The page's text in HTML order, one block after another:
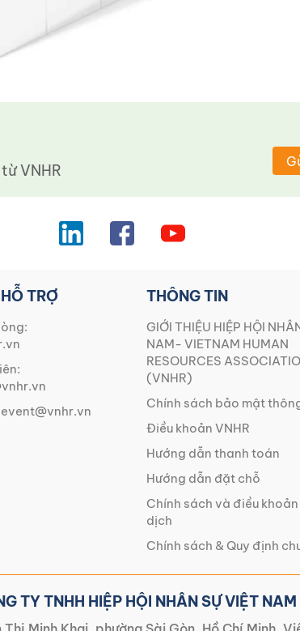
​​VNHR
TRỢ
event@vnhr.vn
THÔNG TIN
GIỚI THIỆU HIỆP HỘI
NAM- VIETNAM HUMAN
RESOURCES
(VNHR)
Chính sách bảo mật
Điều khoản VNHR
Hướng dẫn thanh toán
Hướng dẫn đặt chỗ
Chính sách và điều
dịch
Chính sách & Quy định
TY TNHH HIỆP HỘI NHÂN SỰ VIỆT NAM